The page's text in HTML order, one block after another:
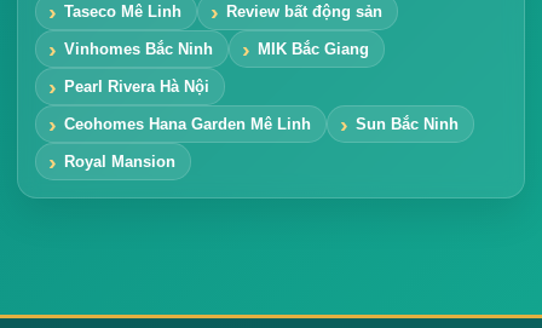
Taseco Mê Linh Review bất động sản
Vinhomes Bắc Ninh MIK Bắc Giang
Pearl Rivera Hà Nội
Ceohomes Hana Garden Mê Linh Sun Bắc Ninh
Royal Mansion